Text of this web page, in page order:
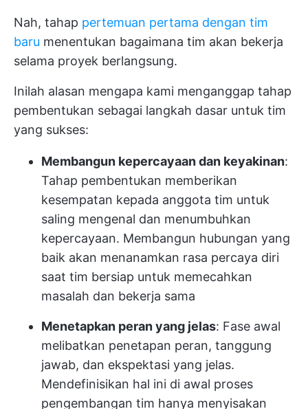
Nah, tahap pertemuan pertama dengan tim
baru menentukan bagaimana tim akan bekerja
selama proyek berlangsung.
Inilah alasan mengapa kami menganggap tahap
pembentukan sebagai langkah dasar untuk tim
yang sukses:
Membangun kepercayaan dan keyakinan:
Tahap pembentukan memberikan
kesempatan kepada anggota tim untuk
saling mengenal dan menumbuhkan
kepercayaan. Membangun hubungan yang
baik akan menanamkan rasa percaya diri
saat tim bersiap untuk memecahkan
masalah dan bekerja sama
Menetapkan peran yang jelas: Fase awal
melibatkan penetapan peran, tanggung
jawab, dan ekspektasi yang jelas.
Mendefinisikan hal ini di awal proses
pengembangan tim hanya menyisakan